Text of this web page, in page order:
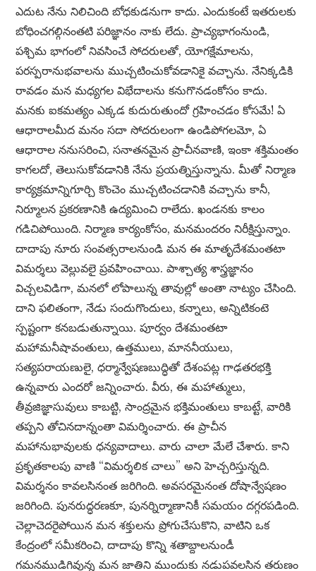
ఎదుట నేను నిలిచింది బోధకుడనుగా కాదు. ఎందుకంటే ఇతరులకు
బోధించగల్గినంతటి పరిజ్ఞానం నాకు లేదు. ప్రాచ్యభాగంనుండి,
పశ్చిమ భాగంలో నివసించే సోదరులతో, యోగక్షేమాలను,
పరస్పరానుభవాలను ముచ్చటించుకోవడానికై వచ్చాను. నేనిక్కడికి
రావడం మన మధ్యగల విభేదాలను కనుగొనడంకోసం కాదు.
మనకు ఐకమత్యం ఎక్కడ కుదురుతుందో గ్రహించడం కోసమే! ఏ
ఆధారాలమీద మనం సదా సోదరులంగా ఉండిపోగలమో, ఏ
ఆధారాల ననుసరించి, సనాతనమైన ప్రాచీనవాణి, ఇంకా శక్తిమంతం
కాగలదో, తెలుసుకోవడానికి నేను ప్రయత్నిస్తున్నాను. మీతో నిర్మాణ
కార్యక్రమాన్నిగూర్చి కొంచెం ముచ్చటించడానికి వచ్చాను కానీ,
నిర్మూలన ప్రకరణానికి ఉద్యమించి రాలేదు. ఖండనకు కాలం
గడిచిపోయింది. నిర్మాణ కార్యంకోసం, మనమందరం నిరీక్షిస్తున్నాం.
దాదాపు నూరు సంవత్సరాలనుండి మన ఈ మాతృదేశమంతటా
విమర్శలు వెల్లువలై ప్రవహించాయి. పాశ్చాత్య శాస్త్రజ్ఞానం
విచ్చలవిడిగా, మనలో లోపాలున్న తావుల్లో అంతా నాట్యం చేసింది.
దాని ఫలితంగా, నేడు సందుగొందులు, కన్నాలు, అన్నిటికంటె
స్పష్టంగా కనబడుతున్నాయి. పూర్వం దేశమంతటా
మహామనీషావంతులు, ఉత్తములు, మాననీయులు,
సత్యపరాయణులై, ధర్మాన్వేషణబుద్ధితో దేశంపట్ల గాఢతరభక్తి
ఉన్నవారు ఎందరో జన్నించారు. వీరు, ఈ మహాత్ములు,
తీవ్రజిజ్ఞాసువులు కాబట్టి, సాంద్రమైన భక్తిమంతులు కాబట్టే, వారికి
తప్పని తోచినదాన్నంతా విమర్శించారు. ఈ ప్రాచీన
మహానుభావులకు ధన్యవాదాలు. వారు చాలా మేలే చేశారు. కాని
ప్రకృతకాలపు వాణి “విమర్శలిక చాలు” అని హెచ్చరిస్తున్నది.
విమర్శనం కావలసినంత జరిగింది. అవసరమైనంత దోషాన్వేషణం
జరిగింది. పునరుద్ధరణకూ, పునర్నిర్మాణానికీ సమయం దగ్గరపడింది.
చెల్లాచెదరైపోయిన మన శక్తులను ప్రోగుచేసుకొని, వాటిని ఒక
కేంద్రంలో సమీకరించి, దాదాపు కొన్ని శతాబ్దాలనుండీ
గమనముడిగివున్న మన జాతిని ముందుకు నడుపవలసిన తరుణం